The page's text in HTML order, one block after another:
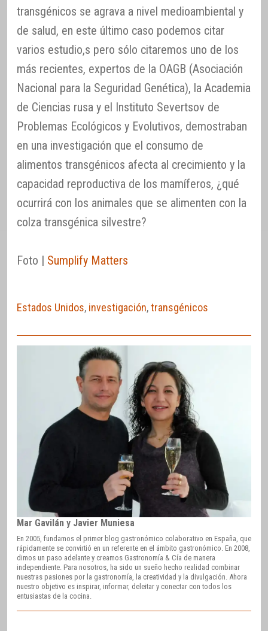
transgénicos se agrava a nivel medioambiental y
de salud, en este último caso podemos citar
varios estudio,s pero sólo citaremos uno de los
más recientes, expertos de la OAGB (Asociación
Nacional para la Seguridad Genética), la Academia
de Ciencias rusa y el Instituto Severtsov de
Problemas Ecológicos y Evolutivos, demostraban
en una investigación que el consumo de
alimentos transgénicos afecta al crecimiento y la
capacidad reproductiva de los mamíferos, ¿qué
ocurrirá con los animales que se alimenten con la
colza transgénica silvestre?
Foto | Sumplify Matters
Estados Unidos, investigación,transgénicos
Mar Gavilán y Javier Muniesa
En 2005, fundamos el primer blog gastronómico colaborativo en España, que
rápidamente se convirtió en un referente en el ámbito gastronómico. En 2008,
dimos un paso adelante y creamos Gastronomía & Cía de manera
independiente. Para nosotros, ha sido un sueño hecho realidad combinar
nuestras pasiones por la gastronomía, la creatividad y la divulgación. Ahora
nuestro objetivo es inspirar, informar, deleitar y conectar con todos los
entusiastas de la cocina.